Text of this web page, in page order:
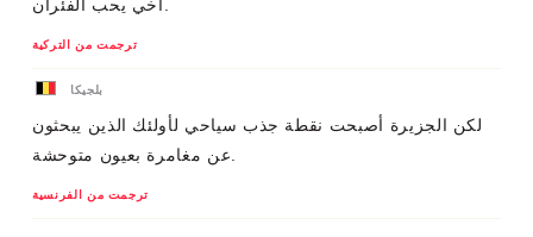
ترجمت من التركية
بلجيكا
لكن الجزيرة أصبحت نقطة جذب سياحي لأولئك الذين يبحثون
ترجمت من الفرنسية